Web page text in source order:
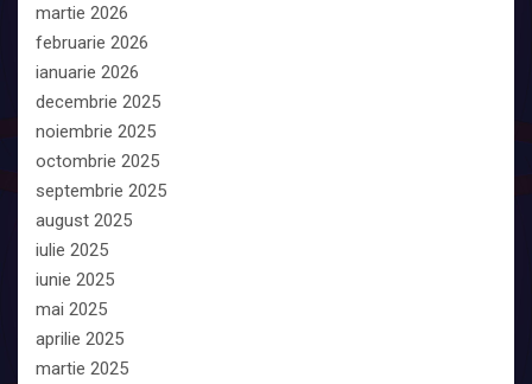
martie 2026
februarie 2026
ianuarie 2026
decembrie 2025
noiembrie 2025
octombrie 2025
septembrie 2025
august 2025
iulie 2025
iunie 2025
mai 2025
aprilie 2025
martie 2025